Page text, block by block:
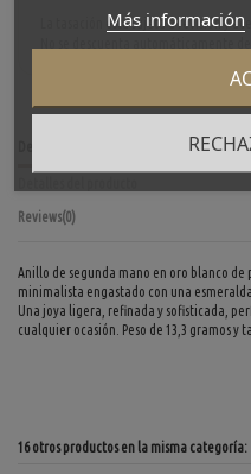
La tasación está sujeta a revisión y
Reviews(0)
Anillo de segunda mano en oro blanco
minimalista engastado con una
Una joya ligera, refinada y sofisticada,
cualquier ocasión. Peso de 13,3 gramos y
16 otros productos en la misma categoría:
Más información